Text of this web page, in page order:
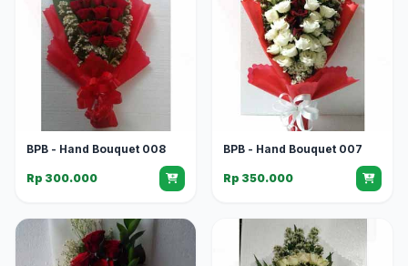
BPB - Hand Bouquet 008
Rp 300.000
BPB - Hand Bouquet 007
Rp 350.000